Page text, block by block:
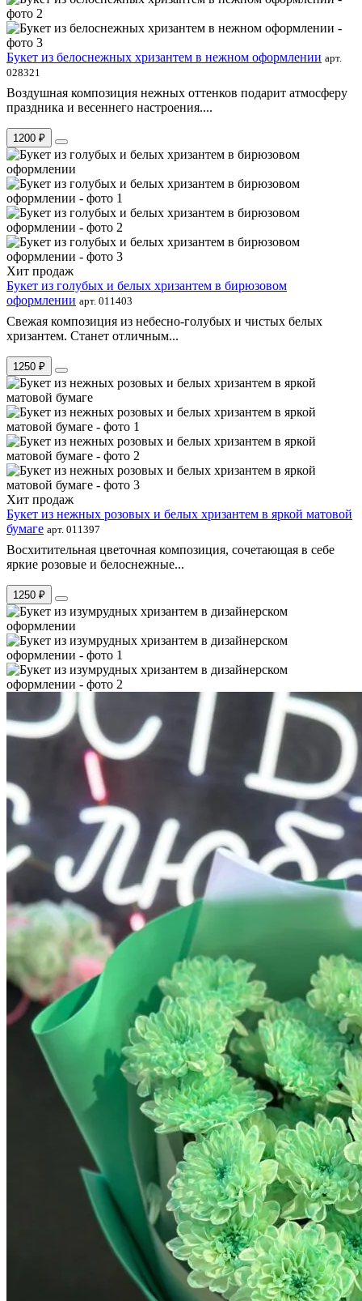
Букет из белоснежных хризантем в нежном оформлении арт.
028321
Воздушная композиция нежных оттенков подарит атмосферу
праздника и весеннего настроения....
1200 ₽
Хит продаж
Букет из голубых и белых хризантем в бирюзовом
оформлении арт. 011403
Свежая композиция из небесно-голубых и чистых белых
хризантем. Станет отличным...
1250 ₽
Хит продаж
Букет из нежных розовых и белых хризантем в яркой матовой
бумаге арт. 011397
Восхитительная цветочная композиция, сочетающая в себе
яркие розовые и белоснежные...
1250 ₽